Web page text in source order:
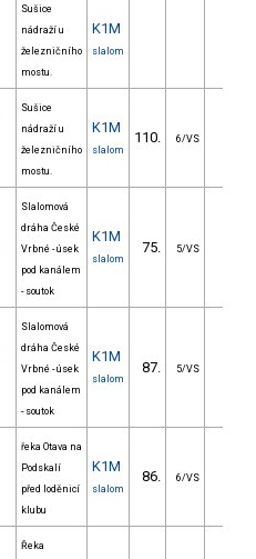
Sušice
nádraží u
železničního
mostu.
K1M
slalom
Sušice
nádraží u
železničního
mostu.
K1M
slalom
110. 6/VS
Slalomová
dráha České
Vrbné - úsek
pod kanálem
- soutok
K1M
slalom
75. 5/VS
Slalomová
dráha České
Vrbné - úsek
pod kanálem
- soutok
K1M
slalom
87. 5/VS
řeka Otava na
Podskalí
před loděnicí
klubu
K1M
slalom
86. 6/VS
Řeka